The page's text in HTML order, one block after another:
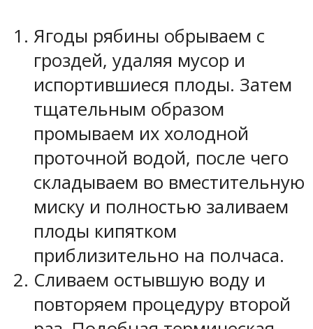
Ягоды рябины обрываем с
гроздей, удаляя мусор и
испортившиеся плоды. Затем
тщательным образом
промываем их холодной
проточной водой, после чего
складываем во вместительную
миску и полностью заливаем
плоды кипятком
приблизительно на полчаса.
Сливаем остывшую воду и
повторяем процедуру второй